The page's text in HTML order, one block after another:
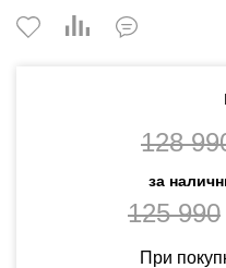
128
за
125 990
При